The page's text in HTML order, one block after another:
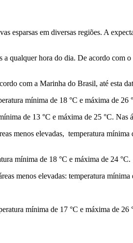
esparsas em diversas regiões. A
qualquer hora do dia. De acordo com
com a Marinha do Brasil, até esta
mínima de 18 °C e máxima de 26
de 13 °C e máxima de 25 °C. Nas
menos elevadas, temperatura
mínima de 18 °C e máxima de 24 °C.
menos elevadas: temperatura
mínima de 17 °C e máxima de 26